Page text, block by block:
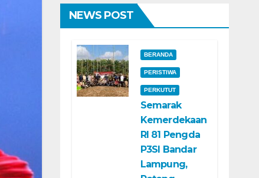
NEWS POST
BERANDA
PERISTIWA
PERKUTUT
Semarak
Kemerdekaan
RI 81 Pengda
P3SI Bandar
Lampung,